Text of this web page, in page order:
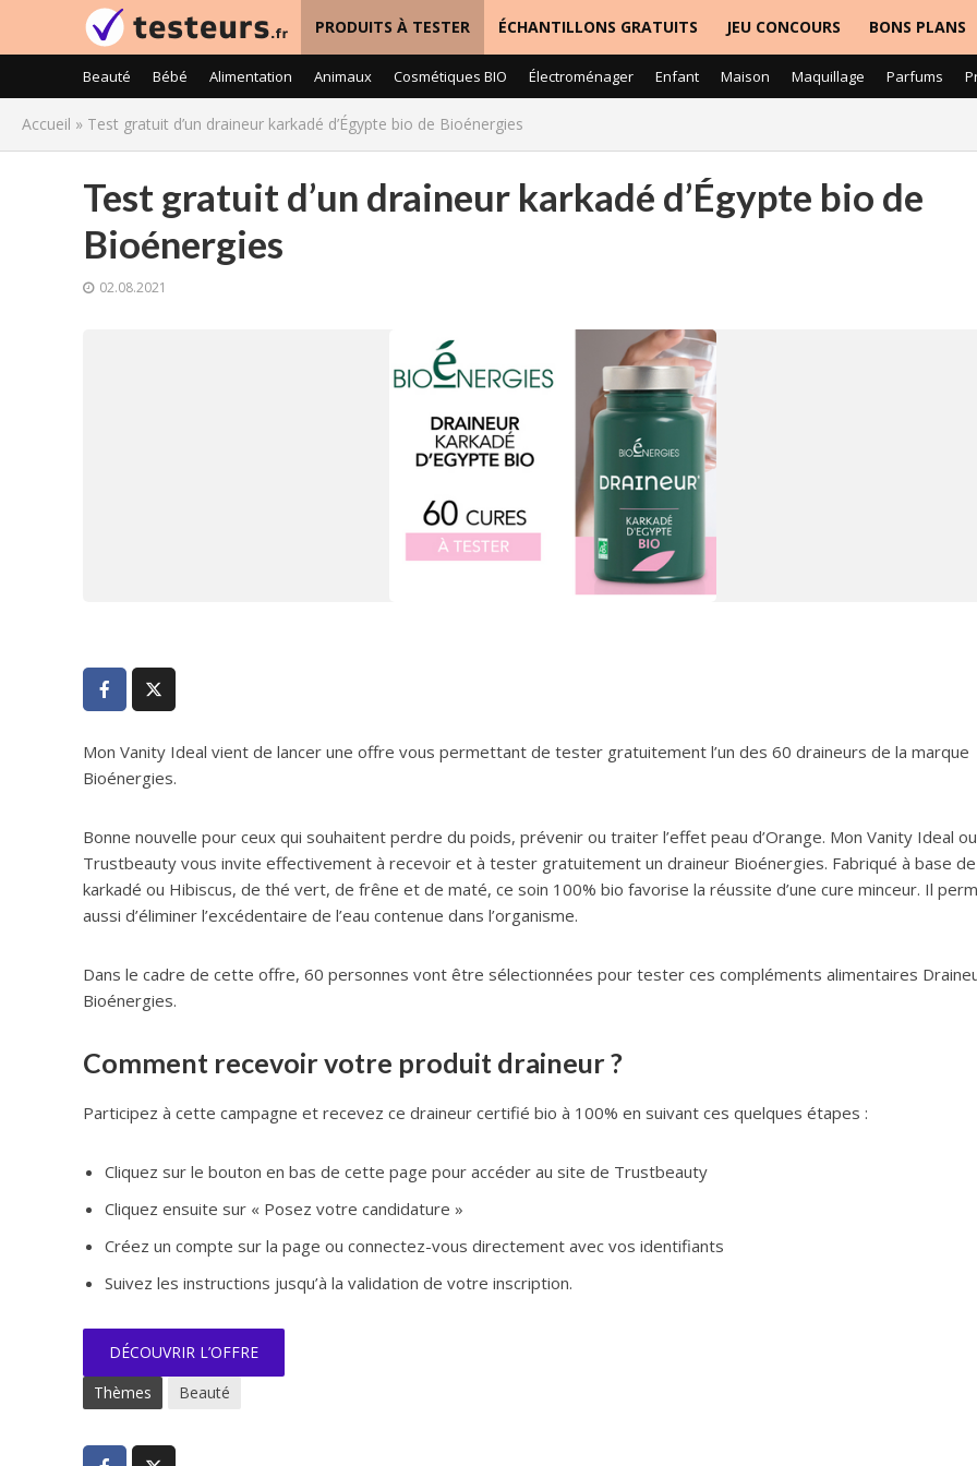
PRODUITS À TESTER ÉCHANTILLONS GRATUITS JEU CONCOURS BONS PLANS
Beauté Bébé Alimentation Animaux Cosmétiques BIO Électroménager Enfant Maison Maquillage Parfums
Accueil » Test gratuit d’un draineur karkadé d’Égypte bio de Bioénergies
Test gratuit d’un draineur karkadé d’Égypte bio de
Bioénergies
02.08.2021
Mon Vanity Ideal vient de lancer une offre vous permettant de tester gratuitement l’un des 60 draineurs de la marque
Bioénergies.
Bonne nouvelle pour ceux qui souhaitent perdre du poids, prévenir ou traiter l’effet peau d’Orange. Mon Vanity Ideal ou
Trustbeauty vous invite effectivement à recevoir et à tester gratuitement un draineur Bioénergies. Fabriqué à base de
karkadé ou Hibiscus, de thé vert, de frêne et de maté, ce soin 100% bio favorise la réussite d’une cure minceur. Il
aussi d’éliminer l’excédentaire de l’eau contenue dans l’organisme.
Dans le cadre de cette offre, 60 personnes vont être sélectionnées pour tester ces compléments alimentaires
Bioénergies.
Comment recevoir votre produit draineur ?
Participez à cette campagne et recevez ce draineur certifié bio à 100% en suivant ces quelques étapes :
Cliquez sur le bouton en bas de cette page pour accéder au site de Trustbeauty
Cliquez ensuite sur « Posez votre candidature »
Créez un compte sur la page ou connectez-vous directement avec vos identifiants
Suivez les instructions jusqu’à la validation de votre inscription.
DÉCOUVRIR L’OFFRE
Thèmes
Beauté